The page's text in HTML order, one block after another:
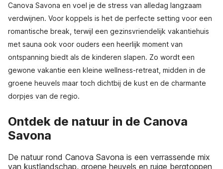
Canova Savona en voel je de stress van alledag langzaam
verdwijnen. Voor koppels is het de perfecte setting voor een
romantische break, terwijl een gezinsvriendelijk vakantiehuis
met sauna ook voor ouders een heerlijk moment van
ontspanning biedt als de kinderen slapen. Zo wordt een
gewone vakantie een kleine wellness-retreat, midden in de
groene heuvels maar toch dichtbij de kust en de charmante
dorpjes van de regio.
Ontdek de natuur in de Canova
Savona
De natuur rond Canova Savona is een verrassende mix
van kustlandschap, groene heuvels en ruige bergtoppen